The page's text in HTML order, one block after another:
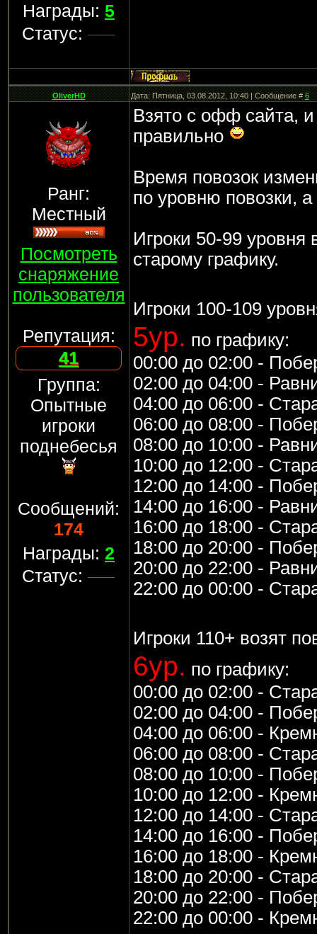
Награды: 5
Статус:
OliverHD Дата: Пятница, 03.08.2012, 10:40 | Сообщение #6
Ранг:
Местный
Посмотреть
снаряжение
пользователя
Репутация:
41
Группа:
Опытные
игроки
поднебесья
Сообщений:
174
Награды: 2
Статус:
Взято с офф сайта, и
правильно
Время повозок
по уровню повозки,
Игроки 50-99 уровня
старому графику.
Игроки 100-109
5ур. по графику:
00:00 до 02:00 -
02:00 до 04:00 -
04:00 до 06:00 -
06:00 до 08:00 -
08:00 до 10:00 -
10:00 до 12:00 -
12:00 до 14:00 -
14:00 до 16:00 -
16:00 до 18:00 -
18:00 до 20:00 -
20:00 до 22:00 -
22:00 до 00:00 -
Игроки 110+ возят
6ур. по графику:
00:00 до 02:00 -
02:00 до 04:00 -
04:00 до 06:00 -
06:00 до 08:00 -
08:00 до 10:00 -
10:00 до 12:00 -
12:00 до 14:00 -
14:00 до 16:00 -
16:00 до 18:00 -
18:00 до 20:00 -
20:00 до 22:00 -
22:00 до 00:00 -